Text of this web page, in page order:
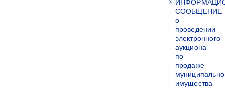
СООБЩЕНИЕ
о
проведении
электронного
аукциона
по
продаже
имущества